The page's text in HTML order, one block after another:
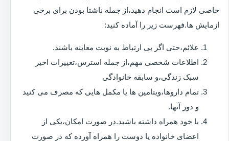
خاصی لازم است انجام دهید،از جمله ناشتا بودن برای برخی
ازمایش ها.فهرست زیر را آماده کنید:
علائم،حتی اگر بی ارتباط به نوبت معاینه باشند.
اطلاعات شخصی مهم،از جمله استرس،تغییرات اخیر
سبک زندگی،و سابقه خانوادگی
تمام داروها،ویتامین ها یا مکمل هایی که مصرف می کنید
و دوز آنها.
با خود همراه داشته باشید.در صورت امکان،یکی از
اعضای خانواده یا دوست را همراه آورده که در صورت